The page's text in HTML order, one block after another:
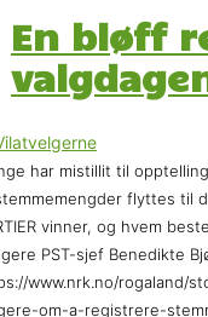
En bløff
har mistillit til
flyttes til
vinner, og hvem
PST-sjef Benedikte
www.nrk.no/rogaland/
om-a-registrere-